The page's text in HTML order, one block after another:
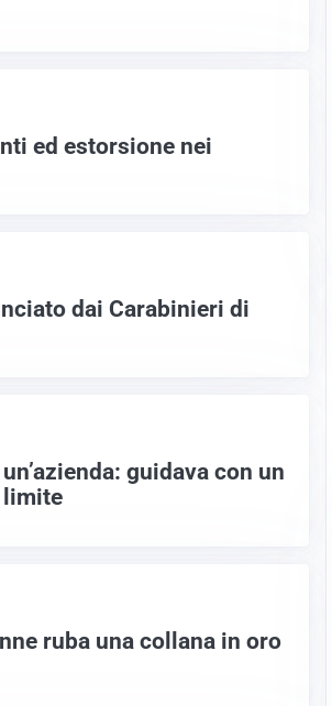
ed estorsione nei
dai Carabinieri di
guidava con un
limite
ruba una collana in oro